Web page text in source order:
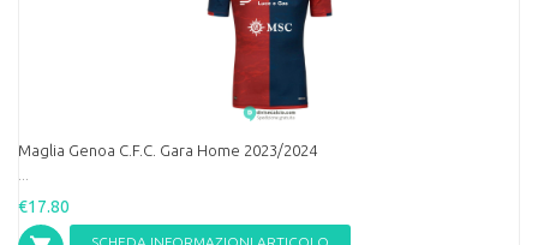
Maglia Genoa C.F.C. Gara Home 2023/2024
€17.80